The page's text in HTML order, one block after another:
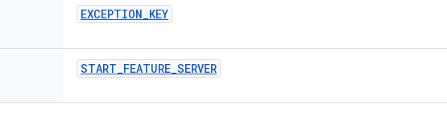
EXCEPTION_KEY
START_FEATURE_SERVER